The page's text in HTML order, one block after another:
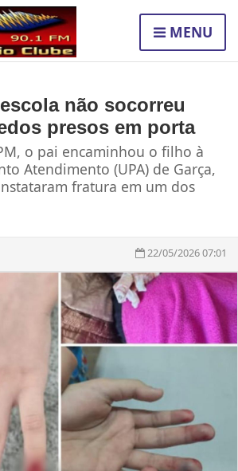
MENU
não socorreu
presos em porta
o pai encaminhou o filho à
Atendimento (UPA) de Garça,
fratura em um dos
22/05/2026 07:01